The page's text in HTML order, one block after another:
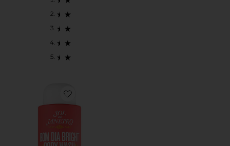
Favorite Bom Dia Bright Body Wash